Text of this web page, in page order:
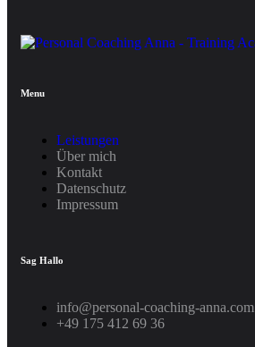
Menu
Leistungen
Über mich
Kontakt
Datenschutz
Impressum
Sag Hallo
info@personal-coaching-anna.com
+49 175 412 69 36